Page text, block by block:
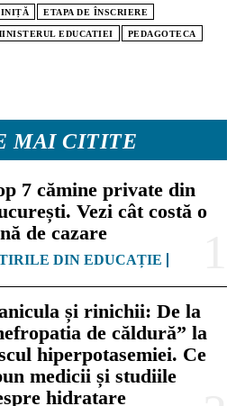
MAI CITITE
7 cămine private din
Vezi cât costă o
de cazare
DIN EDUCAȚIE
și rinichii: De la
de căldură” la
hiperpotasemiei. Ce
medicii și studiile
hidratare
ETAPA DE ÎNSCRIERE
EDUCATIEI PEDAGOTECA